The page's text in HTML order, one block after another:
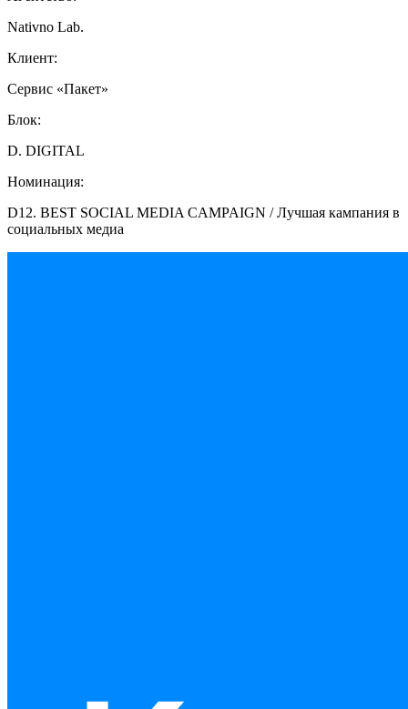
Nativno Lab.
Клиент:
Сервис «Пакет»
Блок:
D. DIGITAL
Номинация:
D12. BEST SOCIAL MEDIA CAMPAIGN / Лучшая кампания в
социальных медиа